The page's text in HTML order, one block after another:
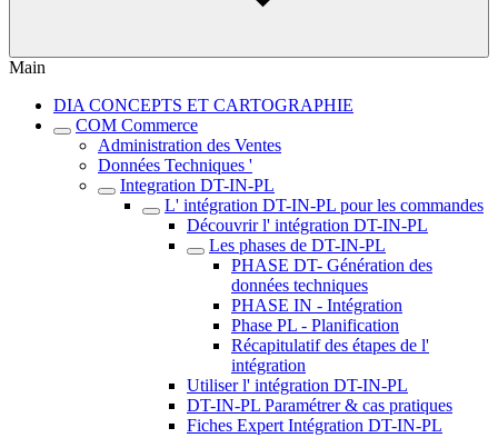
Main
DIA CONCEPTS ET CARTOGRAPHIE
COM Commerce
Administration des Ventes
Données Techniques '
Integration DT-IN-PL
L' intégration DT-IN-PL pour les commandes
Découvrir l' intégration DT-IN-PL
Les phases de DT-IN-PL
PHASE DT- Génération des
données techniques
PHASE IN - Intégration
Phase PL - Planification
Récapitulatif des étapes de l'
intégration
Utiliser l' intégration DT-IN-PL
DT-IN-PL Paramétrer & cas pratiques
Fiches Expert Intégration DT-IN-PL